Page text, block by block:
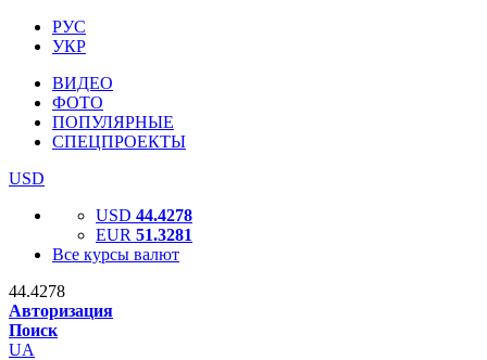
РУС
УКР
ВИДЕО
ФОТО
ПОПУЛЯРНЫЕ
СПЕЦПРОЕКТЫ
USD
USD 44.4278
EUR 51.3281
Все курсы валют
44.4278
Авторизация
Поиск
UA